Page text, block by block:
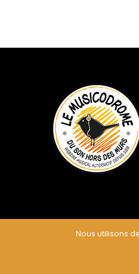
Nous utilisons